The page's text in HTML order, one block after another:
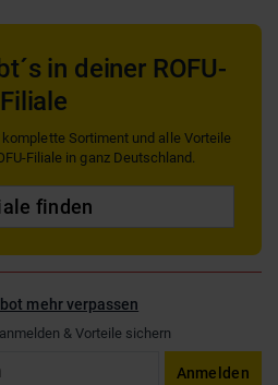
in deiner ROFU-
Filiale
Sortiment und alle Vorteile
Filiale in ganz Deutschland.
finden
mehr verpassen
& Vorteile sichern
Anmelden